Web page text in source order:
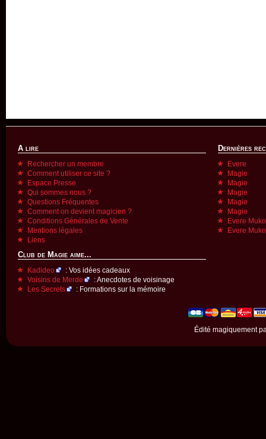
A lire
Rechercher un membre
Comment utiliser ce site ?
Espace Presse
Qui sommes nous ?
Questions Fréquentes
Comment on devient magicien ?
Conditions Générales de Vente
Mentions légales
Liens
Club de Magie aime...
Kadideo
: Vos idées cadeaux
Voisins de Merde
: Anecdotes de voisinage
Les Secrets
: Formations sur la mémoire
Dernières
Evere
Magie
Magie
Magie
Magie
Magie
Evere
Evere
Édité magiquement